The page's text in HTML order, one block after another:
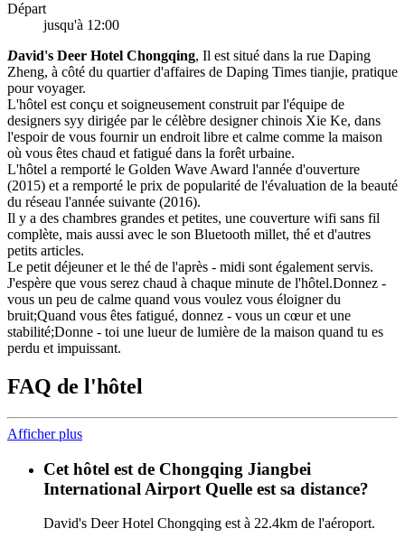
Départ
jusqu'à 12:00
David's Deer Hotel Chongqing, Il est situé dans la rue Daping
Zheng, à côté du quartier d'affaires de Daping Times tianjie, pratique
pour voyager.
L'hôtel est conçu et soigneusement construit par l'équipe de
designers syy dirigée par le célèbre designer chinois Xie Ke, dans
l'espoir de vous fournir un endroit libre et calme comme la maison
où vous êtes chaud et fatigué dans la forêt urbaine.
L'hôtel a remporté le Golden Wave Award l'année d'ouverture
(2015) et a remporté le prix de popularité de l'évaluation de la beauté
du réseau l'année suivante (2016).
Il y a des chambres grandes et petites, une couverture wifi sans fil
complète, mais aussi avec le son Bluetooth millet, thé et d'autres
petits articles.
Le petit déjeuner et le thé de l'après - midi sont également servis.
J'espère que vous serez chaud à chaque minute de l'hôtel.Donnez -
vous un peu de calme quand vous voulez vous éloigner du
bruit;Quand vous êtes fatigué, donnez - vous un cœur et une
stabilité;Donne - toi une lueur de lumière de la maison quand tu es
perdu et impuissant.
FAQ de l'hôtel
Afficher plus
Cet hôtel est de Chongqing Jiangbei
International Airport Quelle est sa distance?
David's Deer Hotel Chongqing est à 22.4km de l'aéroport.